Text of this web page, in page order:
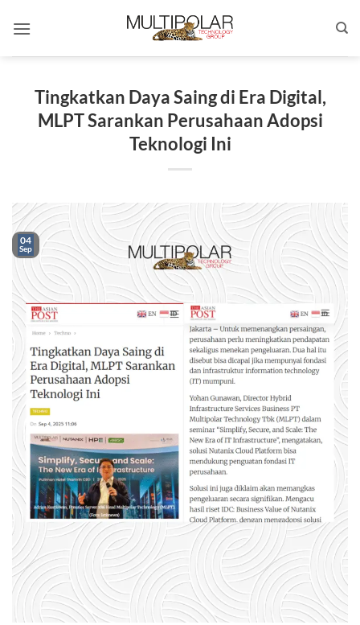
Tingkatkan Daya Saing di Era Digital,
MLPT Sarankan Perusahaan Adopsi
Teknologi Ini
04
Sep